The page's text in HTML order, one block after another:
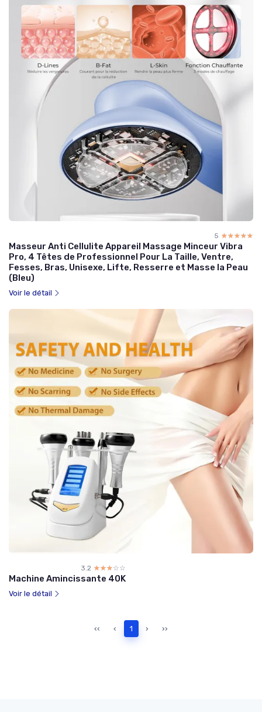
5 ☆☆☆☆☆
★★★★★
Masseur Anti Cellulite Appareil Massage Minceur Vibra
Pro, 4 Têtes de Professionnel Pour La Taille, Ventre,
Fesses, Bras, Unisexe, Lifte, Resserre et Masse la Peau
(Bleu)
Voir le détail
3.2 ☆☆☆☆☆
★★★★★
Machine Amincissante 40K
Voir le détail
‹‹ ‹ 1 › ››